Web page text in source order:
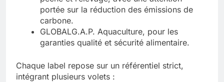
portée sur la réduction des émissions de
carbone.
GLOBALG.A.P. Aquaculture, pour les
garanties qualité et sécurité alimentaire.
Chaque label repose sur un référentiel strict,
intégrant plusieurs volets :